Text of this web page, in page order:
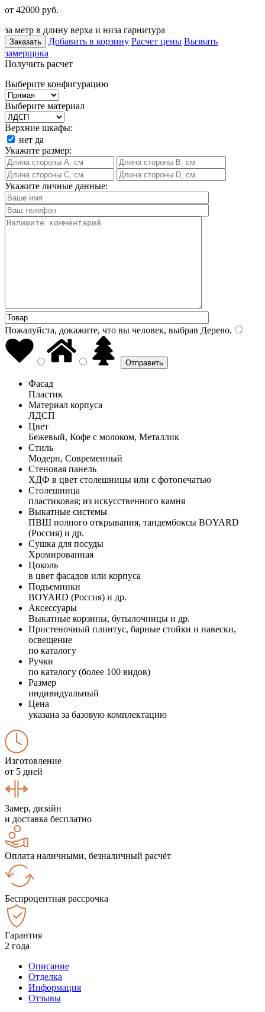
от 42000 руб.
за метр в длину верха и низа гарнитура
Заказать Добавить в корзину Расчет цены Вызвать
замерщика
Получить расчет
Выберите конфигурацию
Выберите материал
Верхние шкафы:
нет да
Укажите размер:
Укажите личные данные:
Пожалуйста, докажите, что вы человек, выбрав Дерево.
Фасад
Пластик
Материал корпуса
ЛДСП
Цвет
Бежевый, Кофе с молоком, Металлик
Стиль
Модерн, Современный
Стеновая панель
ХДФ в цвет столешницы или с фотопечатью
Столешница
пластиковая; из искусственного камня
Выкатные системы
ПВШ полного открывания, тандембоксы BOYARD
(Россия) и др.
Сушка для посуды
Хромированная
Цоколь
в цвет фасадов или корпуса
Подъемники
BOYARD (Россия) и др.
Аксессуары
Выкатные корзины, бутылочницы и др.
Пристеночный плинтус, барные стойки и навески,
освещение
по каталогу
Ручки
по каталогу (более 100 видов)
Размер
индивидуальный
Цена
указана за базовую комплектацию
Изготовление
от 5 дней
Замер, дизайн
и доставка бесплатно
Оплата наличными, безналичный расчёт
Беспроцентная рассрочка
Гарантия
2 года
Описание
Отделка
Информация
Отзывы